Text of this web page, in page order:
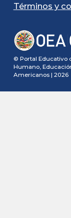
© Portal Educativo
Humano,
Americanos | 2026
Términos y